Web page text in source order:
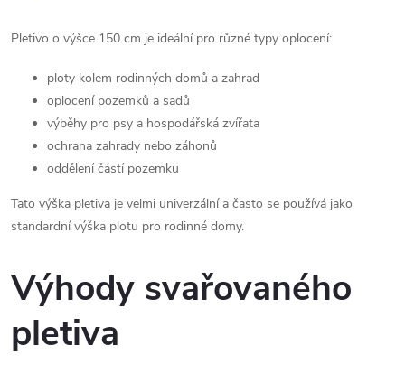
p
Pletivo o výšce 150 cm je ideální pro různé typy oplocení:
ploty kolem rodinných domů a zahrad
oplocení pozemků a sadů
výběhy pro psy a hospodářská zvířata
ochrana zahrady nebo záhonů
oddělení částí pozemku
Tato výška pletiva je velmi univerzální a často se používá jako
standardní výška plotu pro rodinné domy.
Výhody svařovaného
pletiva